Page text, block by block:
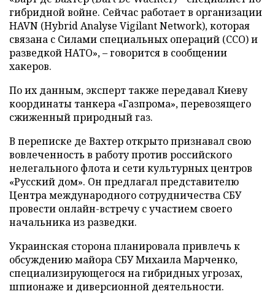
гибридной войне. Сейчас работает в организации
HAVN (Hybrid Analyse Vigilant Network), которая
связана с Силами специальных операций (ССО) и
разведкой НАТО», – говорится в сообщении
хакеров.
По их данным, эксперт также передавал Киеву
координаты танкера «Газпрома», перевозящего
сжиженный природный газ.
В переписке де Вахтер открыто признавал свою
вовлеченность в работу против российского
нелегального флота и сети культурных центров
«Русский дом». Он предлагал представителю
Центра международного сотрудничества СБУ
провести онлайн-встречу с участием своего
начальника из разведки.
Украинская сторона планировала привлечь к
обсуждению майора СБУ Михаила Марченко,
специализирующегося на гибридных угрозах,
шпионаже и диверсионной деятельности.